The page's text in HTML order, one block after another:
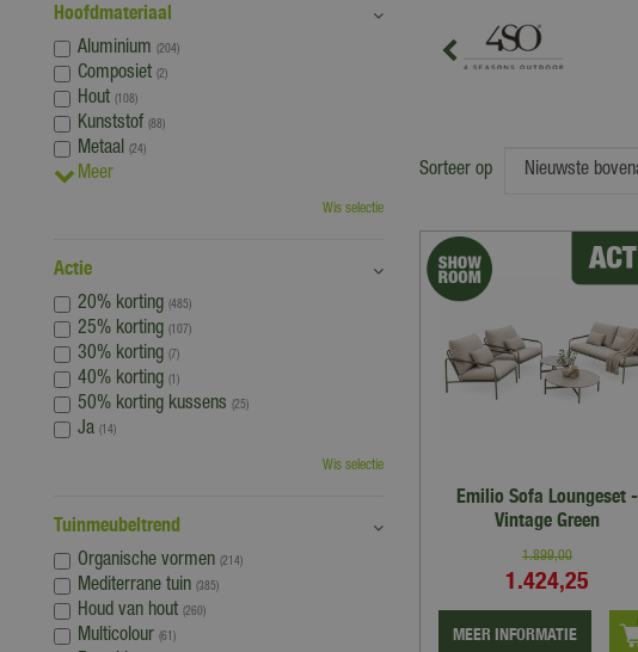
Sorteer op
Emilio Sofa Loungeset -
Vintage Green
1.899,00
1.424,25
MEER INFORMATIE
Hoofdmateriaal
Aluminium (204)
Composiet (2)
Hout (108)
Kunststof (88)
Metaal (24)
Meer
Wis selectie
Actie
20% korting (485)
25% korting (107)
30% korting (7)
40% korting (1)
50% korting kussens (25)
Ja (14)
Wis selectie
Tuinmeubeltrend
Organische vormen (214)
Mediterrane tuin (385)
Houd van hout (260)
Multicolour (61)